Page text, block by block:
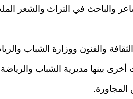
والباحث في التراث والشعر
والفنون ووزارة الشباب
بينها مديرية الشباب والرياضة
المجاورة.